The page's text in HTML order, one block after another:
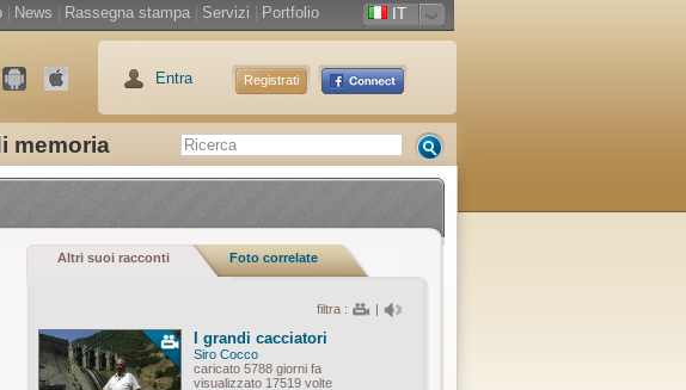
memoria
News Rassegna stampa Servizi Portfolio IT
Entra Registrati
Altri suoi racconti Foto correlate
filtra : |
I grandi cacciatori
Siro Cocco
caricato 5788 giorni fa
visualizzato 17519 volte